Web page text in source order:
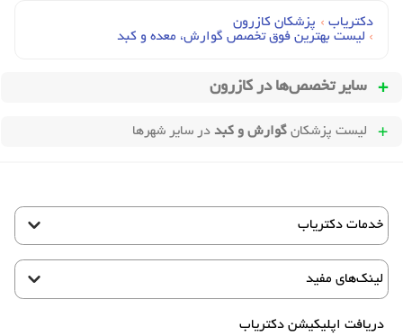
دکتریاب › پزشکان کازرون
› لیست بهترین فوق تخصص گوارش، معده و کبد
سایر تخصص‌ها در کازرون
لیست پزشکان گوارش و کبد در سایر شهرها
خدمات دکتریاب
لینک‌های مفید
دریافت اپلیکیشن دکتریاب